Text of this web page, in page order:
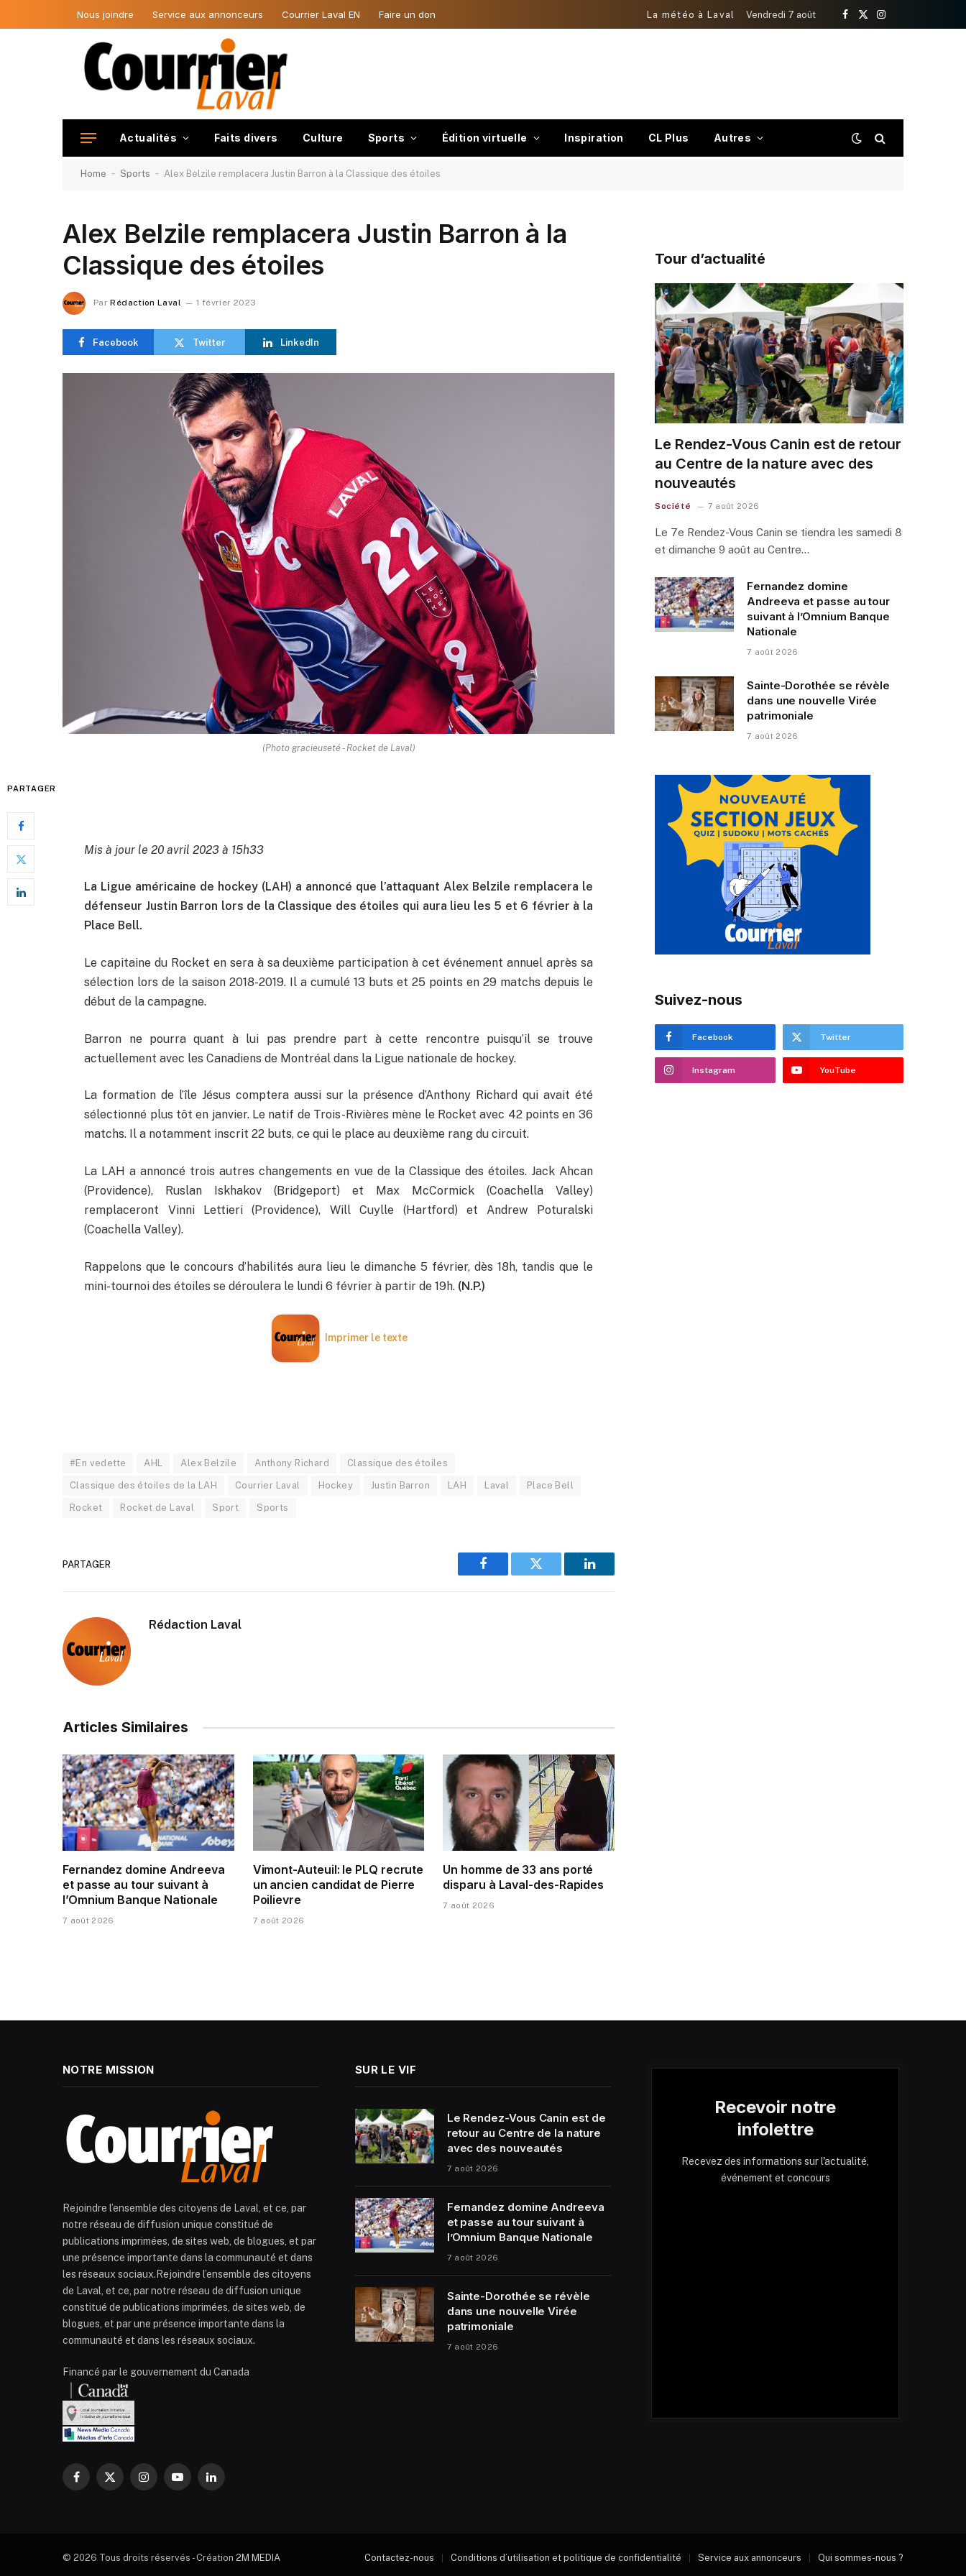
Nous joindre Service aux annonceurs Courrier Laval EN Faire un don La météo à Laval Vendredi 7 août
Facebook
X
Instagram
Actualités Faits divers Culture Sports Édition virtuelle Inspiration CL Plus Autres
Home - Sports - Alex Belzile remplacera Justin Barron à la Classique des étoiles
Alex Belzile remplacera Justin Barron à la
Classique des étoiles
Par Rédaction Laval 1 février 2023
Facebook Twitter LinkedIn
(Photo gracieuseté - Rocket de Laval)
PARTAGER
Mis à jour le 20 avril 2023 à 15h33
La Ligue américaine de hockey (LAH) a annoncé que l’attaquant Alex Belzile remplacera le
défenseur Justin Barron lors de la Classique des étoiles qui aura lieu les 5 et 6 février à la
Place Bell.
Le capitaine du Rocket en sera à sa deuxième participation à cet événement annuel après sa
sélection lors de la saison 2018-2019. Il a cumulé 13 buts et 25 points en 29 matchs depuis le
début de la campagne.
Barron ne pourra quant à lui pas prendre part à cette rencontre puisqu’il se trouve
actuellement avec les Canadiens de Montréal dans la Ligue nationale de hockey.
La formation de l’île Jésus comptera aussi sur la présence d’Anthony Richard qui avait été
sélectionné plus tôt en janvier. Le natif de Trois-Rivières mène le Rocket avec 42 points en 36
matchs. Il a notamment inscrit 22 buts, ce qui le place au deuxième rang du circuit.
La LAH a annoncé trois autres changements en vue de la Classique des étoiles. Jack Ahcan
(Providence), Ruslan Iskhakov (Bridgeport) et Max McCormick (Coachella Valley)
remplaceront Vinni Lettieri (Providence), Will Cuylle (Hartford) et Andrew Poturalski
(Coachella Valley).
Rappelons que le concours d’habilités aura lieu le dimanche 5 février, dès 18h, tandis que le
mini-tournoi des étoiles se déroulera le lundi 6 février à partir de 19h. (N.P.)
Imprimer le texte
#En vedette AHL Alex Belzile Anthony Richard Classique des étoiles
Classique des étoiles de la LAH Courrier Laval Hockey Justin Barron LAH Laval Place Bell
Rocket Rocket de Laval Sport Sports
PARTAGER
Facebook Twitter LinkedIn
Rédaction Laval
Articles Similaires
Fernandez domine Andreeva
et passe au tour suivant à
l’Omnium Banque Nationale
7 août 2026
Vimont-Auteuil: le PLQ recrute
un ancien candidat de Pierre
Poilievre
7 août 2026
Un homme de 33 ans porté
disparu à Laval-des-Rapides
7 août 2026
Tour d’actualité
Le Rendez-Vous Canin est de retour
au Centre de la nature avec des
nouveautés
Société 7 août 2026
Le 7e Rendez-Vous Canin se tiendra les samedi 8
et dimanche 9 août au Centre…
Fernandez domine
Andreeva et passe au tour
suivant à l’Omnium Banque
Nationale
7 août 2026
Sainte-Dorothée se révèle
dans une nouvelle Virée
patrimoniale
7 août 2026
Suivez-nous
Facebook Twitter
Instagram YouTube
NOTRE MISSION
Rejoindre l’ensemble des citoyens de Laval, et ce, par
notre réseau de diffusion unique constitué de
publications imprimées, de sites web, de blogues, et par
une présence importante dans la communauté et dans
les réseaux sociaux.Rejoindre l’ensemble des citoyens
de Laval, et ce, par notre réseau de diffusion unique
constitué de publications imprimées, de sites web, de
blogues, et par une présence importante dans la
communauté et dans les réseaux sociaux.
Financé par le gouvernement du Canada
Facebook
X
InstagramYouTubeLinkedIn
SUR LE VIF
Le Rendez-Vous Canin est de
retour au Centre de la nature
avec des nouveautés
7 août 2026
Fernandez domine Andreeva
et passe au tour suivant à
l’Omnium Banque Nationale
7 août 2026
Sainte-Dorothée se révèle
dans une nouvelle Virée
patrimoniale
7 août 2026
Recevoir notre
infolettre
Recevez des informations sur l'actualité,
événement et concours
© 2026 Tous droits réservés - Création 2M MEDIA Contactez-nous Conditions d’utilisation et politique de confidentialité Service aux annonceurs Qui sommes-nous ?